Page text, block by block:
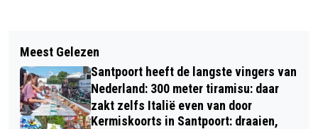
MEER DAN 5.000 INSCHRIJVINGEN
VOOR 30 VAN ZANDVOORT,
DUURZAME OPTIE IN TREK
PRAALWAGENS IN PYJAMA: EEN
EERSTE BLIK OP HET BLOEMENCORSO
APRIL 2026
Meest Gelezen
Santpoort heeft de langste vingers van
Nederland: 300 meter tiramisu: daar
zakt zelfs Italië even van door
Kermiskoorts in Santpoort: draaien,